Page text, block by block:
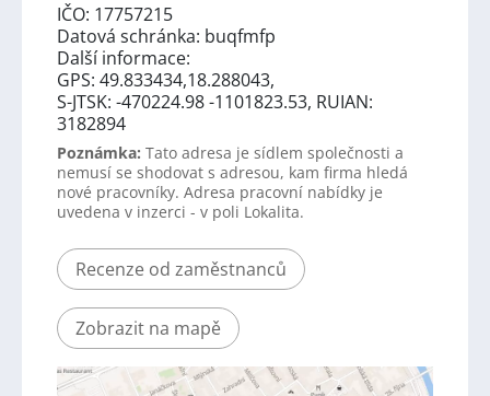
IČO: 17757215
Datová schránka: buqfmfp
Další informace:
GPS: 49.833434,18.288043,
S-JTSK: -470224.98 -1101823.53, RUIAN:
3182894
Poznámka: Tato adresa je sídlem společnosti a
nemusí se shodovat s adresou, kam firma hledá
nové pracovníky. Adresa pracovní nabídky je
uvedena v inzerci - v poli Lokalita.
Recenze od zaměstnanců
Zobrazit na mapě